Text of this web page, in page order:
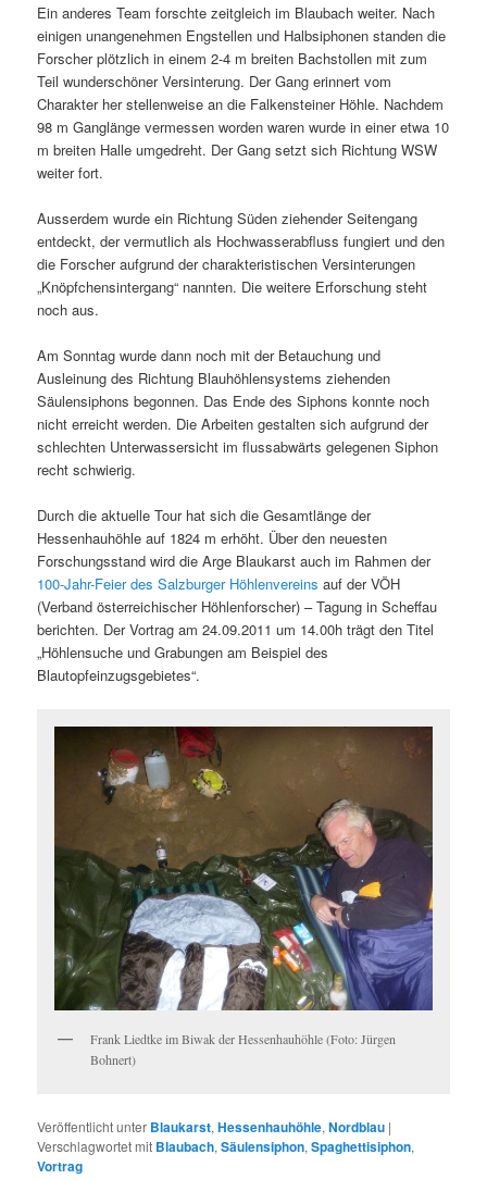
Ein anderes Team forschte zeitgleich im Blaubach weiter. Nach
einigen unangenehmen Engstellen und Halbsiphonen standen die
Forscher plötzlich in einem 2-4 m breiten Bachstollen mit zum
Teil wunderschöner Versinterung. Der Gang erinnert vom
Charakter her stellenweise an die Falkensteiner Höhle. Nachdem
98 m Ganglänge vermessen worden waren wurde in einer etwa 10
m breiten Halle umgedreht. Der Gang setzt sich Richtung WSW
weiter fort.
Ausserdem wurde ein Richtung Süden ziehender Seitengang
entdeckt, der vermutlich als Hochwasserabfluss fungiert und den
die Forscher aufgrund der charakteristischen Versinterungen
„Knöpfchensintergang“ nannten. Die weitere Erforschung steht
noch aus.
Am Sonntag wurde dann noch mit der Betauchung und
Ausleinung des Richtung Blauhöhlensystems ziehenden
Säulensiphons begonnen. Das Ende des Siphons konnte noch
nicht erreicht werden. Die Arbeiten gestalten sich aufgrund der
schlechten Unterwassersicht im flussabwärts gelegenen Siphon
recht schwierig.
Durch die aktuelle Tour hat sich die Gesamtlänge der
Hessenhauhöhle auf 1824 m erhöht. Über den neuesten
Forschungsstand wird die Arge Blaukarst auch im Rahmen der
100-Jahr-Feier des Salzburger Höhlenvereins auf der VÖH
(Verband österreichischer Höhlenforscher) – Tagung in Scheffau
berichten. Der Vortrag am 24.09.2011 um 14.00h trägt den Titel
„Höhlensuche und Grabungen am Beispiel des
Blautopfeinzugsgebietes“.
Frank Liedtke im Biwak der Hessenhauhöhle (Foto: Jürgen
Bohnert)
Veröffentlicht unter Blaukarst,Hessenhauhöhle,Nordblau |
Verschlagwortet mit Blaubach,Säulensiphon,Spaghettisiphon,
Vortrag